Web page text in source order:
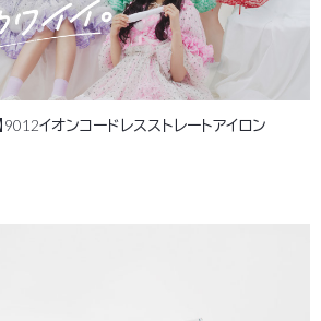
イオンコードレスストレートアイロン